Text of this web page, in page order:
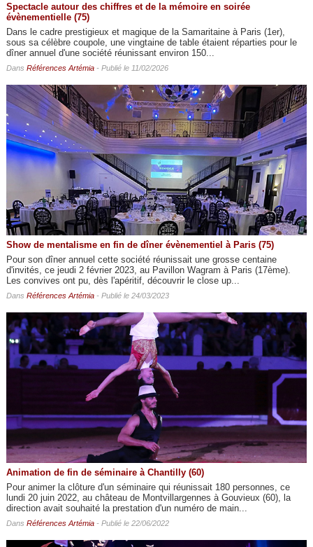
Spectacle autour des chiffres et de la mémoire en soirée
évènementielle (75)
Dans le cadre prestigieux et magique de la Samaritaine à Paris (1er),
sous sa célèbre coupole, une vingtaine de table étaient réparties pour le
dîner annuel d'une société réunissant environ 150...
Dans Références Artémia- Publié le 11/02/2026
Show de mentalisme en fin de dîner évènementiel à Paris (75)
Pour son dîner annuel cette société réunissait une grosse centaine
d'invités, ce jeudi 2 février 2023, au Pavillon Wagram à Paris (17ème).
Les convives ont pu, dès l'apéritif, découvrir le close up...
Dans Références Artémia- Publié le 24/03/2023
Animation de fin de séminaire à Chantilly (60)
Pour animer la clôture d'un séminaire qui réunissait 180 personnes, ce
lundi 20 juin 2022, au château de Montvillargennes à Gouvieux (60), la
direction avait souhaité la prestation d'un numéro de main...
Dans Références Artémia- Publié le 22/06/2022